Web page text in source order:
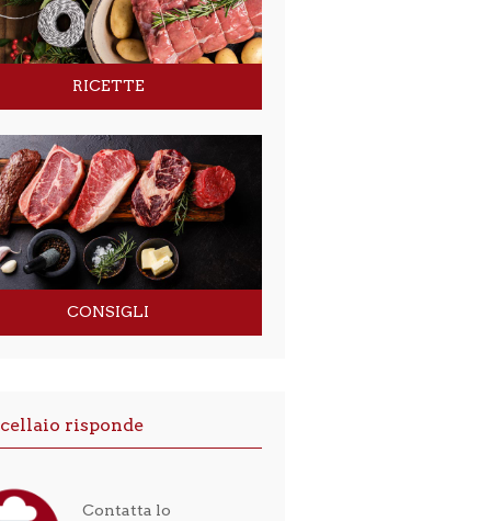
RICETTE
CONSIGLI
risponde
Contatta lo